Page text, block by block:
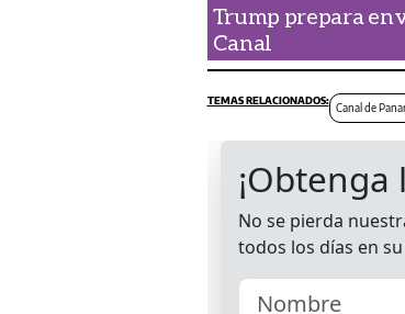
Trump prepara
Canal
Canal de